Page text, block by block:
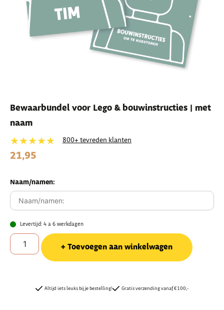
Bewaarbundel voor Lego & bouwinstructies | met
naam
★★★★★ 800+ tevreden klanten
21,95
Naam/namen:
Levertijd: 4 a 6 werkdagen
Toevoegen aan winkelwagen
Altijd iets leuks bij je bestelling! Gratis verzending vanaf €100,-